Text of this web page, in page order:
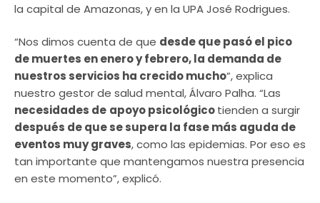
la capital de Amazonas, y en la UPA José Rodrigues.
“Nos dimos cuenta de que desde que pasó el pico
de muertes en enero y febrero, la demanda de
nuestros servicios ha crecido mucho”, explica
nuestro gestor de salud mental, Álvaro Palha. “Las
necesidades de apoyo psicológicotienden a surgir
después de que se supera la fase más aguda de
eventos muy graves, como las epidemias. Por eso es
tan importante que mantengamos nuestra presencia
en este momento”, explicó.